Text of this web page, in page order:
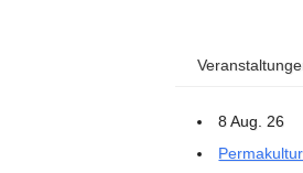
8 Aug. 26